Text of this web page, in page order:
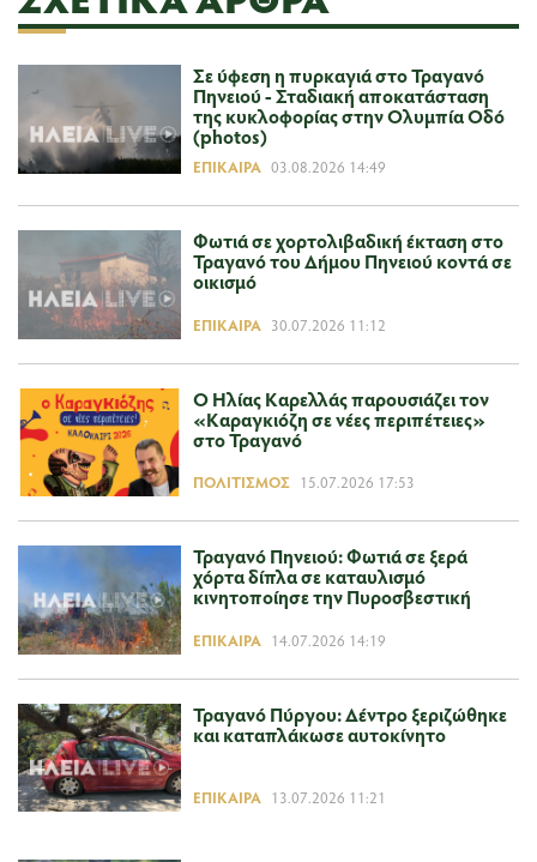
Σε ύφεση η πυρκαγιά στο Τραγανό
Πηνειού - Σταδιακή αποκατάσταση
της κυκλοφορίας στην Ολυμπία Οδό
(photos)
ΕΠΊΚΑΙΡΑ 03.08.2026 14:49
Φωτιά σε χορτολιβαδική έκταση στο
Τραγανό του Δήμου Πηνειού κοντά σε
οικισμό
ΕΠΊΚΑΙΡΑ 30.07.2026 11:12
Ο Ηλίας Καρελλάς παρουσιάζει τον
«Καραγκιόζη σε νέες περιπέτειες»
στο Τραγανό
ΠΟΛΙΤΙΣΜΌΣ 15.07.2026 17:53
Τραγανό Πηνειού: Φωτιά σε ξερά
χόρτα δίπλα σε καταυλισμό
κινητοποίησε την Πυροσβεστική
ΕΠΊΚΑΙΡΑ 14.07.2026 14:19
Τραγανό Πύργου: Δέντρο ξεριζώθηκε
και καταπλάκωσε αυτοκίνητο
ΕΠΊΚΑΙΡΑ 13.07.2026 11:21